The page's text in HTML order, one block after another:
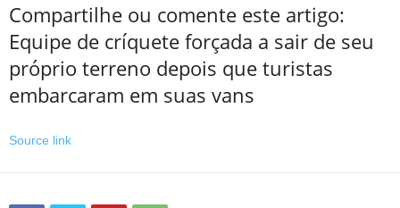
Compartilhe ou comente este artigo:
Equipe de críquete forçada a sair de seu
próprio terreno depois que turistas
embarcaram em suas vans
Source link